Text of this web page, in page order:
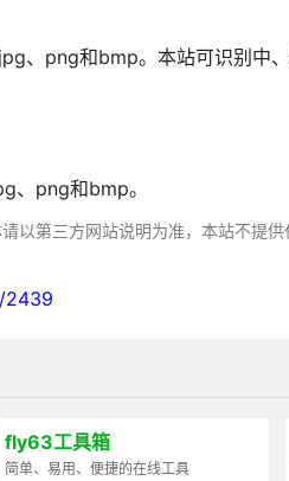
、png和bmp。本站可识别中
、png和bmp。
以第三方网站说明为准，本站不提
2439
fly63工具箱
简单、易用、便捷的在线工具